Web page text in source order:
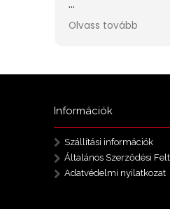
Információk
Szállítási információk
Általános Szerződési
Adatvédelmi nyilatkozat